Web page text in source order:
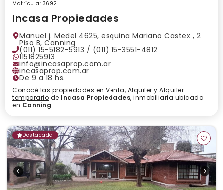
Incasa Propiedades
Manuel j. Medel 4625, esquina Mariano Castex , 2
Piso B, Canning
(011) 15-5182-5913 / (011) 15-3551-4812
1151825913
info@incasaprop.com.ar
incasaprop.com.ar
De 9 a 18 hs.
Matrícula: 3692
Conocé las propiedades en Venta, Alquiler y Alquiler
temporario de Incasa Propiedades, inmobiliaria ubicada
en Canning.
Destacada